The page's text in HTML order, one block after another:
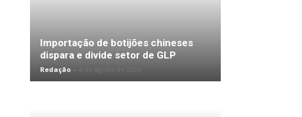
Importação de botijões chineses
dispara e divide setor de GLP
Redação -